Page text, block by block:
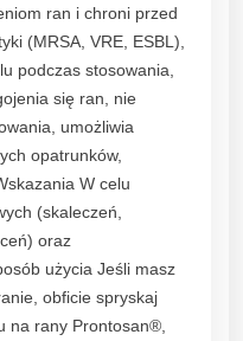
ran i chroni przed
(MRSA, VRE, ESBL),
podczas stosowania,
się ran, nie
umożliwia
opatrunków,
W celu
(skaleczeń,
oraz
użycia Jeśli masz
obficie spryskaj
na rany Prontosan®,